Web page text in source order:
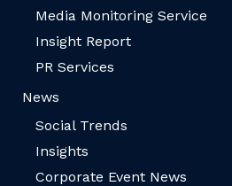
Media Monitoring Service
Insight Report
PR Services
News
Social Trends
Insights
Corporate Event News